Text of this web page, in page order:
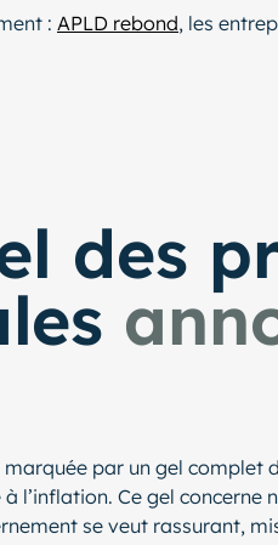
: APLD rebond, les
des
marquée par un gel complet
l’inflation. Ce gel concerne
se veut rassurant,